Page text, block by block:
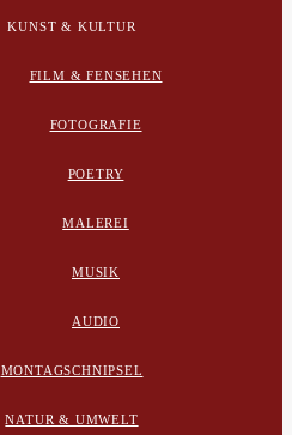
KUNST & KULTUR
FILM & FENSEHEN
FOTOGRAFIE
POETRY
MALEREI
MUSIK
AUDIO
MONTAGSCHNIPSEL
NATUR & UMWELT